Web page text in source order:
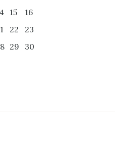
15
16
22
23
29
30